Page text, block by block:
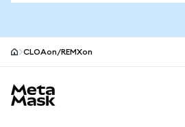
CLOAon/REMXon